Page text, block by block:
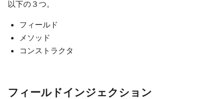
以下の３つ。
フィールド
メソッド
コンストラクタ
フィールドインジェクション